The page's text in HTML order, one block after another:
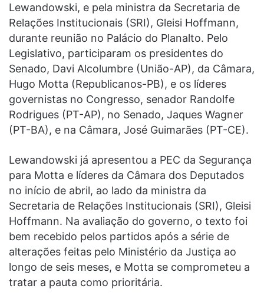
Lewandowski, e pela ministra da Secretaria de
Relações Institucionais (SRI), Gleisi Hoffmann,
durante reunião no Palácio do Planalto. Pelo
Legislativo, participaram os presidentes do
Senado, Davi Alcolumbre (União-AP), da Câmara,
Hugo Motta (Republicanos-PB), e os líderes
governistas no Congresso, senador Randolfe
Rodrigues (PT-AP), no Senado, Jaques Wagner
(PT-BA), e na Câmara, José Guimarães (PT-CE).
Lewandowski já apresentou a PEC da Segurança
para Motta e líderes da Câmara dos Deputados
no início de abril, ao lado da ministra da
Secretaria de Relações Institucionais (SRI), Gleisi
Hoffmann. Na avaliação do governo, o texto foi
bem recebido pelos partidos após a série de
alterações feitas pelo Ministério da Justiça ao
longo de seis meses, e Motta se comprometeu a
tratar a pauta como prioritária.